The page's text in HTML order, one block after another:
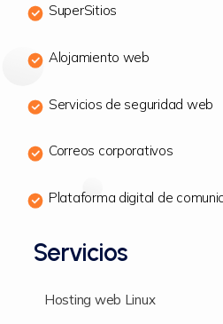
SuperSitios
Alojamiento web
Servicios de seguridad web
Correos corporativos
Plataforma digital de
Servicios
Hosting web Linux